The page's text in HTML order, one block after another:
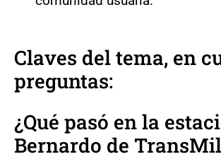
Claves del tema, en
preguntas:
¿Qué pasó en la
Bernardo de